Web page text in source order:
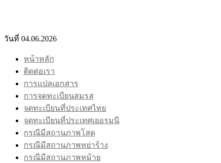
วันที่ 04.06.2026
หน้าหลัก
ติดต่อเรา
การแปลเอกสาร
การจดทะเบียนสมรส
จดทะเบียนที่ประเทศไทย
จดทะเบียนที่ประเทศเยอรมนี
กรณีมีสถานภาพโสด
กรณีมีสถานภาพหย่าร้าง
กรณีมีสถานภาพหม้าย